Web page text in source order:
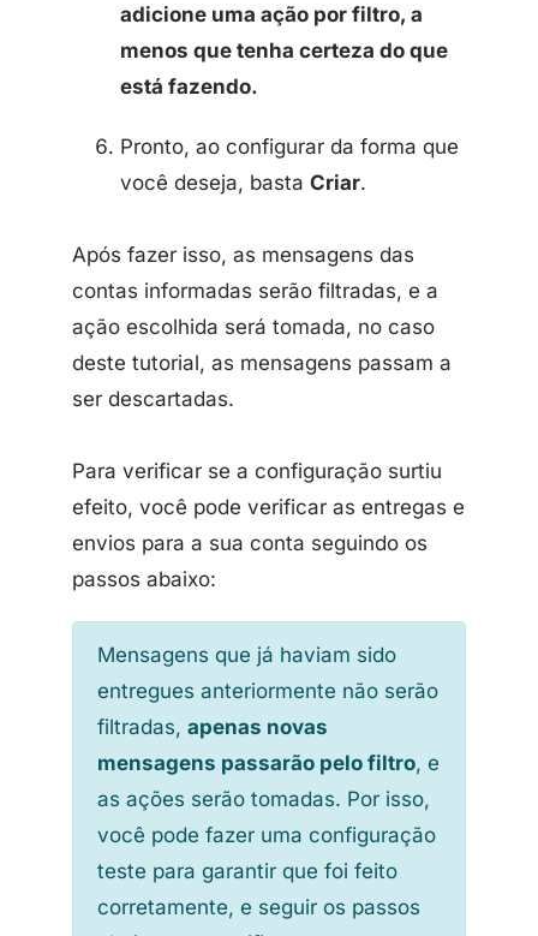
adicione uma ação por filtro, a
menos que tenha certeza do que
está fazendo.
Pronto, ao configurar da forma que
você deseja, basta Criar.
Após fazer isso, as mensagens das
contas informadas serão filtradas, e a
ação escolhida será tomada, no caso
deste tutorial, as mensagens passam a
ser descartadas.
Para verificar se a configuração surtiu
efeito, você pode verificar as entregas e
envios para a sua conta seguindo os
passos abaixo:
Mensagens que já haviam sido
entregues anteriormente não serão
filtradas, apenas novas
mensagens passarão pelo filtro, e
as ações serão tomadas. Por isso,
você pode fazer uma configuração
teste para garantir que foi feito
corretamente, e seguir os passos